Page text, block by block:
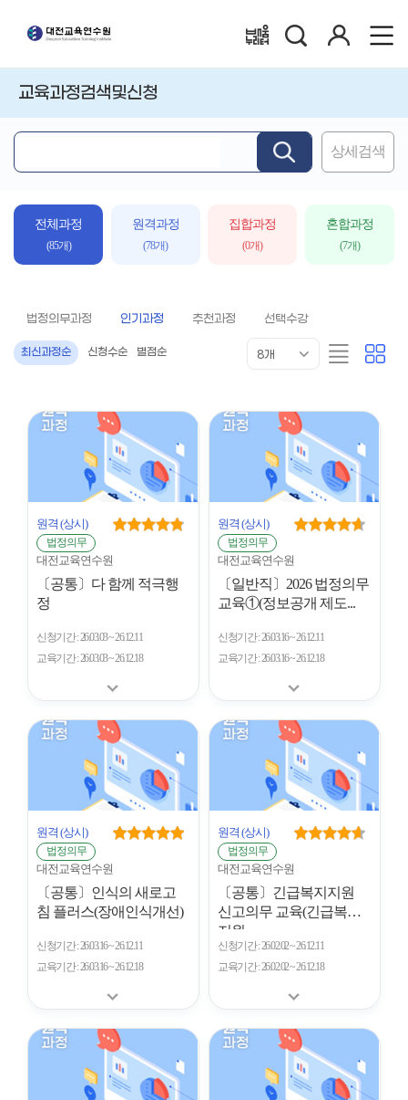
배움누리터
교육과정검색및신청
심
상세검색
전체과정
(85개)
원격과정
(78개)
집합과정
(0개)
혼합과정
(7개)
법정의무과정 인기과정 추천과정 선택수강
최신과정순 신청수순 별점순
개
수
8개
리
스
카
드
원격 (상시)
법정의무
대전교육연수원
〔공통〕다 함께 적극행
정
신청기간 26.03.03 ~ 26.12.11
교육기간 26.03.03 ~ 26.12.18
원격 (상시)
법정의무
대전교육연수원
〔일반직〕2026 법정의무
교육①(정보공개 제도...
신청기간 26.03.16 ~ 26.12.11
교육기간 26.03.16 ~ 26.12.18
원격 (상시)
법정의무
대전교육연수원
〔공통〕인식의 새로고
침 플러스(장애인식개선)
신청기간 26.03.16 ~ 26.12.11
교육기간 26.03.16 ~ 26.12.18
원격 (상시)
법정의무
대전교육연수원
〔공통〕긴급복지지원
신고의무 교육(긴급복지
지원...
신청기간 26.02.02 ~ 26.12.11
교육기간 26.02.02 ~ 26.12.18